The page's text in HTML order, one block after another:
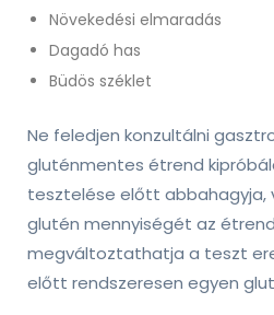
Növekedési elmaradás
Dagadó has
Büdös széklet
Ne feledjen konzultálni
gluténmentes étrend
tesztelése előtt abbahagyja,
glutén mennyiségét az
megváltoztathatja a teszt
előtt rendszeresen egyen